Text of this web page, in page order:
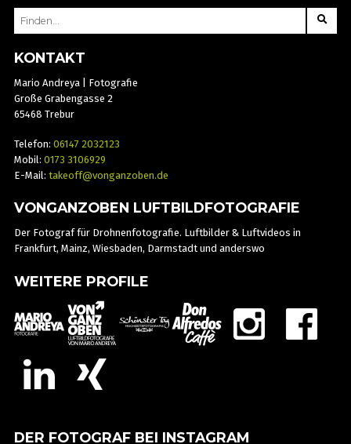
SEARCH
KONTAKT
Mario Andreya | Fotografie
Große Grabengasse 2
65468 Trebur
Telefon: 06147 2032123
Mobil: 0173 3106929
E-Mail: takeoff@vonganzoben.de
VONGANZOBEN LUFTBILDFOTOGRAFIE
Der Fotograf für Drohnenfotografie. Luftbilder & Luftvideos in
Frankfurt, Mainz, Wiesbaden, Darmstadt und anderswo
WEITERE PROFILE
DER FOTOGRAF BEI INSTAGRAM